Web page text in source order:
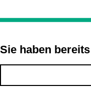
Sie haben